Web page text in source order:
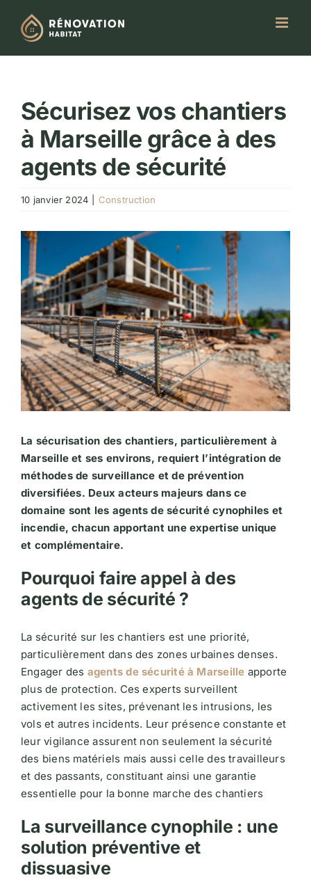
contenu
Sécurisez vos chantiers
à Marseille grâce à des
agents de sécurité
10 janvier 2024 Construction
La sécurisation des chantiers, particulièrement à
Marseille et ses environs, requiert l’intégration de
méthodes de surveillance et de prévention
diversifiées. Deux acteurs majeurs dans ce
domaine sont les agents de sécurité cynophiles et
incendie, chacun apportant une expertise unique
et complémentaire.
Pourquoi faire appel à des
agents de sécurité ?
La sécurité sur les chantiers est une priorité,
particulièrement dans des zones urbaines denses.
Engager des agents de sécurité à Marseille apporte
plus de protection. Ces experts surveillent
activement les sites, prévenant les intrusions, les
vols et autres incidents. Leur présence constante et
leur vigilance assurent non seulement la sécurité
des biens matériels mais aussi celle des travailleurs
et des passants, constituant ainsi une garantie
essentielle pour la bonne marche des chantiers​
La surveillance cynophile : une
solution préventive et
dissuasive